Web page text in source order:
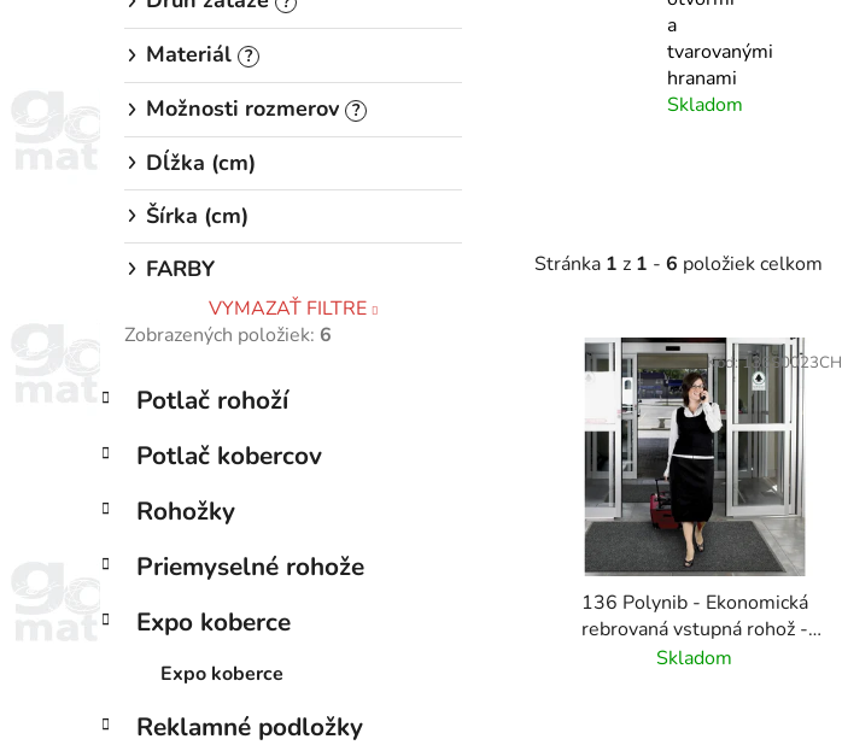
Materiál ?
Možnosti rozmerov ?
Dĺžka (cm)
Šírka (cm)
FARBY
VYMAZAŤ FILTRE
Zobrazených položiek: 6
Preskočiť
kategórie
K
a
e
ó
i
Potlač rohoží
Potlač kobercov
Rohožky
Priemyselné rohože
Expo koberce
Expo koberce
Reklamné podložky
a
tvarovanými
hranami
Skladom
Stránka 1 z 1 - 6 položiek celkom
136 Polynib - Ekonomická
rebrovaná vstupná rohož -
antracitová
Skladom
Kód:136S0023CH